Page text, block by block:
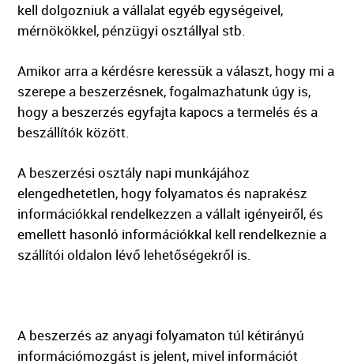
kell dolgozniuk a vállalat egyéb egységeivel,
mérnökökkel, pénzügyi osztállyal stb.
Amikor arra a kérdésre keressük a választ, hogy mi a
szerepe a beszerzésnek, fogalmazhatunk úgy is,
hogy a beszerzés egyfajta kapocs a termelés és a
beszállítók között.
A beszerzési osztály napi munkájához
elengedhetetlen, hogy folyamatos és naprakész
információkkal rendelkezzen a vállalt igényeiről, és
emellett hasonló információkkal kell rendelkeznie a
szállítói oldalon lévő lehetőségekről is.
A beszerzés az anyagi folyamaton túl kétirányú
információmozgást is jelent, mivel információt